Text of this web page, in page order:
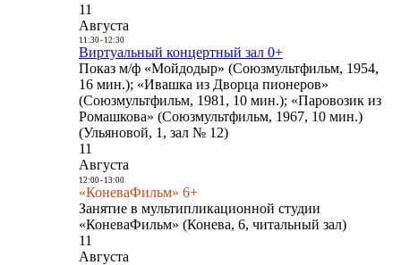
11
Августа
11:30- 12:30
Виртуальный концертный зал 0+
Показ м/ф «Мойдодыр» (Союзмультфильм, 1954,
16 мин.); «Ивашка из Дворца пионеров»
(Союзмультфильм, 1981, 10 мин.); «Паровозик из
Ромашкова» (Союзмультфильм, 1967, 10 мин.)
(Ульяновой, 1, зал № 12)
11
Августа
12:00- 13:00
«КоневаФильм» 6+
Занятие в мультипликационной студии
«КоневаФильм» (Конева, 6, читальный зал)
11
Августа